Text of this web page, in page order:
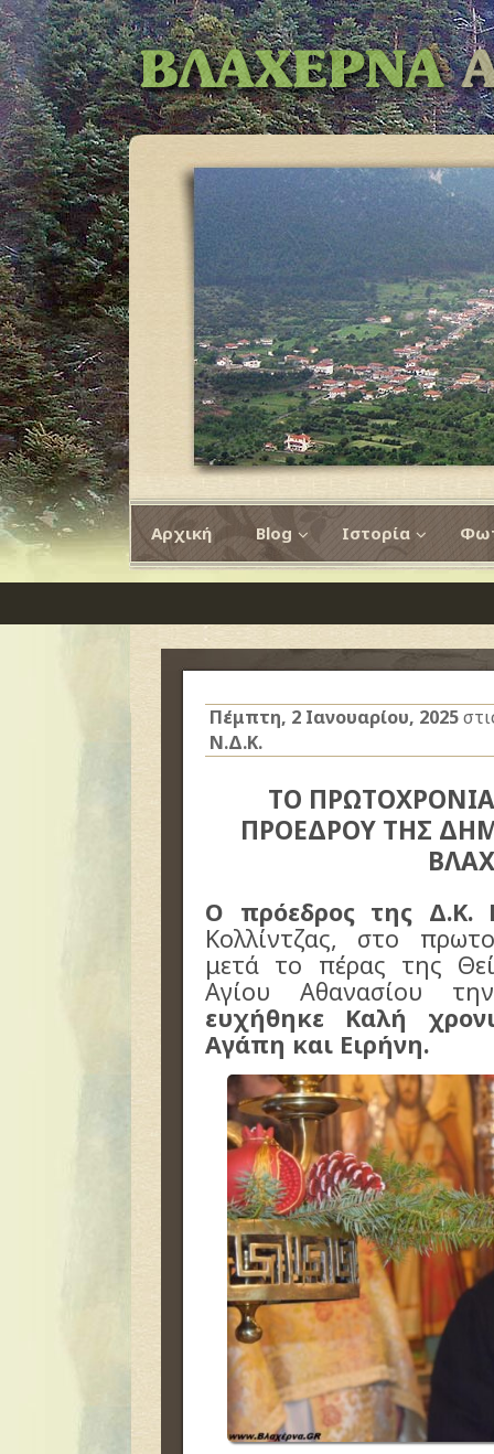
Αρχική Blog Ιστορία
Πέμπτη, 2 Ιανουαρίου, 2025
Ν.Δ.Κ.
ΤΟ
ΠΡΟΕΔΡΟΥ ΤΗΣ
Ο πρόεδρος της Δ.Κ.
Κολλίντζας, στο
μετά το πέρας της
Αγίου Αθανασίου
ευχήθηκε Καλή
Αγάπη και Ειρήνη.